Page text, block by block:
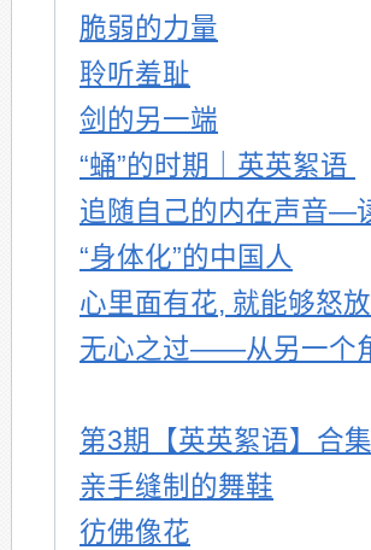
脆弱的力量
聆听羞耻
剑的另一端
“蛹”的时期｜英英絮语
追随自己的内在声音—
“身体化”的中国人
心里面有花, 就能够怒放
无心之过——从另一个
第3期【英英絮语】合
亲手缝制的舞鞋
彷佛像花